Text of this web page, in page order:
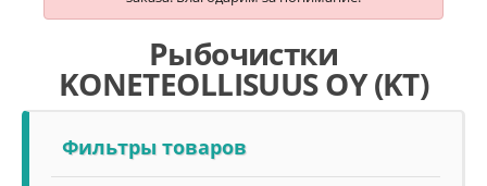
Рыбочистки
KONETEOLLISUUS OY (KT)
Фильтры товаров